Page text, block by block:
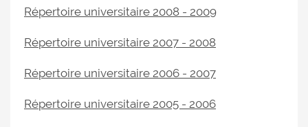
Répertoire universitaire 2008 - 2009
Répertoire universitaire 2007 - 2008
Répertoire universitaire 2006 - 2007
Répertoire universitaire 2005 - 2006